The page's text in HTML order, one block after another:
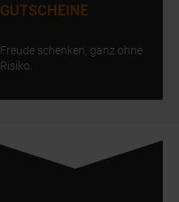
GUTSCHEINE
Freude schenken, ganz ohne
Risiko.